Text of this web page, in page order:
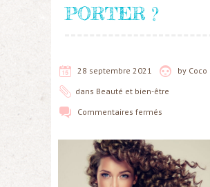
PORTER ?
28 septembre 2021 by Coco
dans Beauté et bien-être
Commentaires fermés